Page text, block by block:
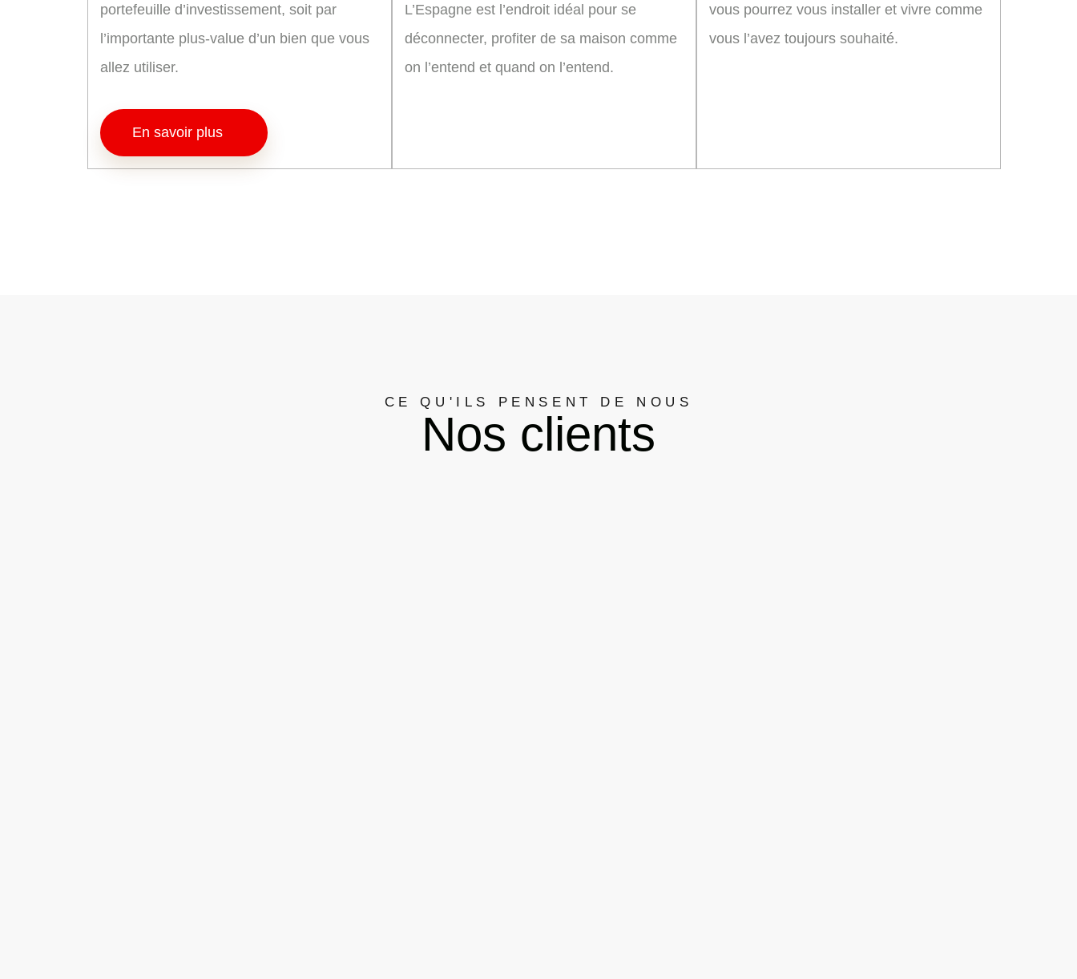
portefeuille d’investissement, soit par
l’importante plus-value d’un bien que vous
allez utiliser.
En savoir plus
L’Espagne est l’endroit idéal pour se
déconnecter, profiter de sa maison comme
on l’entend et quand on l’entend.
vous pourrez vous installer et vivre comme
vous l’avez toujours souhaité.
CE QU'ILS PENSENT DE NOUS
Nos clients